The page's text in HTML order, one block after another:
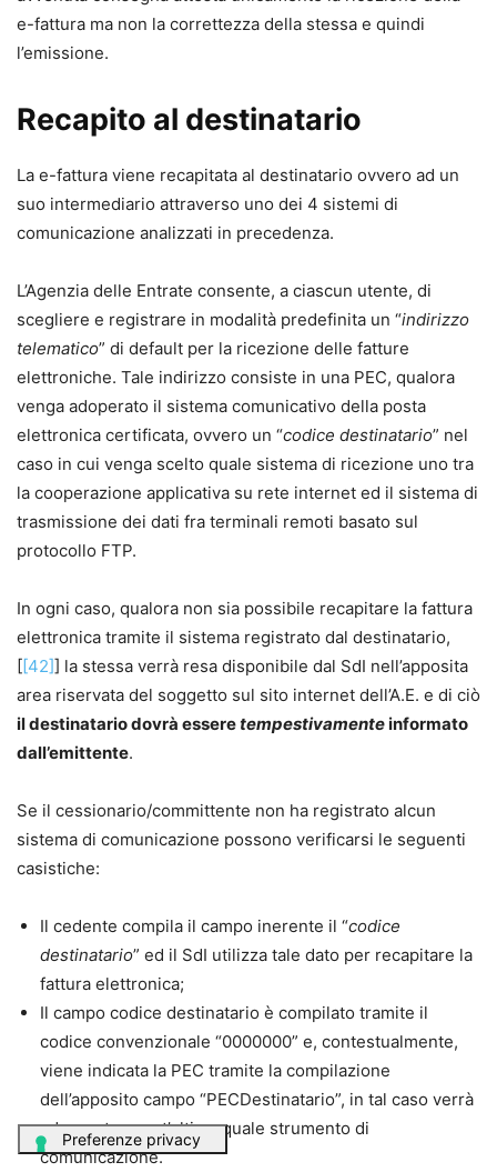
e-fattura ma non la correttezza della stessa e quindi
l’emissione.
Recapito al destinatario
La e-fattura viene recapitata al destinatario ovvero ad un
suo intermediario attraverso uno dei 4 sistemi di
comunicazione analizzati in precedenza.
L’Agenzia delle Entrate consente, a ciascun utente, di
scegliere e registrare in modalità predefinita un “indirizzo
telematico” di default per la ricezione delle fatture
elettroniche. Tale indirizzo consiste in una PEC, qualora
venga adoperato il sistema comunicativo della posta
elettronica certificata, ovvero un “codice destinatario” nel
caso in cui venga scelto quale sistema di ricezione uno tra
la cooperazione applicativa su rete internet ed il sistema di
trasmissione dei dati fra terminali remoti basato sul
protocollo FTP.
In ogni caso, qualora non sia possibile recapitare la fattura
elettronica tramite il sistema registrato dal destinatario,
[[42]] la stessa verrà resa disponibile dal SdI nell’apposita
area riservata del soggetto sul sito internet dell’A.E. e di ciò
il destinatario dovrà esseretempestivamenteinformato
dall’emittente.
Se il cessionario/committente non ha registrato alcun
sistema di comunicazione possono verificarsi le seguenti
casistiche:
Il cedente compila il campo inerente il “codice
destinatario” ed il SdI utilizza tale dato per recapitare la
fattura elettronica;
Il campo codice destinatario è compilato tramite il
codice convenzionale “0000000” e, contestualmente,
viene indicata la PEC tramite la compilazione
dell’apposito campo “PECDestinatario”, in tal caso verrà
adoperata quest’ultima quale strumento di
comunicazione.